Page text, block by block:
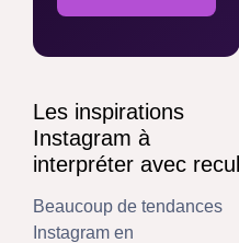
Les inspirations
Instagram à
interpréter avec recul
Beaucoup de tendances
Instagram en